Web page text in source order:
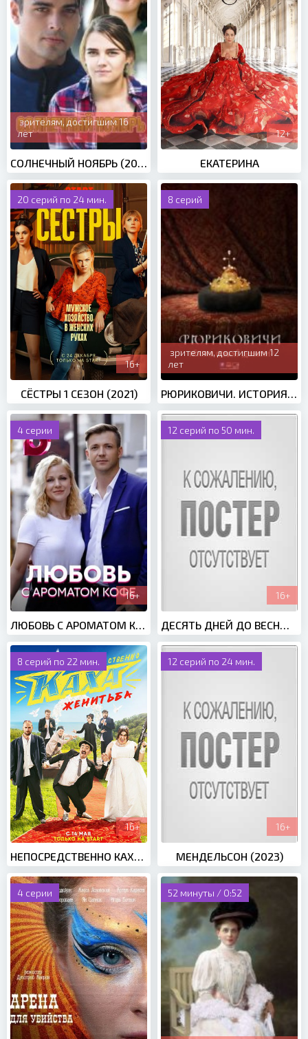
зрителям, достигшим 16
лет
СОЛНЕЧНЫЙ НОЯБРЬ (2019)
12+
ЕКАТЕРИНА
20 серий по 24 мин.
16+
СЁСТРЫ 1 СЕЗОН (2021)
8 серий
зрителям, достигшим 12
лет
РЮРИКОВИЧИ. ИСТОРИЯ ПЕРВОЙ ДИНАСТИИ (2019)
4 серии
16+
ЛЮБОВЬ С АРОМАТОМ КОФЕ (2020)
12 серий по 50 мин.
16+
ДЕСЯТЬ ДНЕЙ ДО ВЕСНЫ (2023)
8 серий по 22 мин.
16+
12 серий по 24 мин.
16+
МЕНДЕЛЬСОН (2023)
4 серии 52 минуты / 0:52